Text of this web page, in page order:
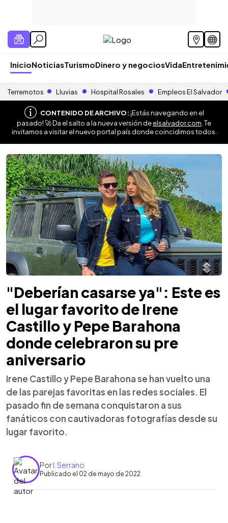
InicioNoticiasTurismoDinero y negociosVida
Terremotos Lluvias Hospital Rosales Empleos El Salvador
CONTENIDO DE ARCHIVO:¡Estás navegando en el
pasado! 🚀 Da el salto a la nueva versión deelsalvador.com . Te
invitamos a visitar el nuevo portal país donde coincidimos todos.
"Deberían casarse ya": Este es
el lugar favorito de Irene
Castillo y Pepe Barahona
donde celebraron su pre
aniversario
Irene Castillo y Pepe Barahona se han vuelto una
de las parejas favoritas en las redes sociales. El
pasado fin de semana conquistaron a sus
fanáticos con cautivadoras fotografías desde su
lugar favorito.
PorI. Serrano
Publicado el 02 de mayo de 2022